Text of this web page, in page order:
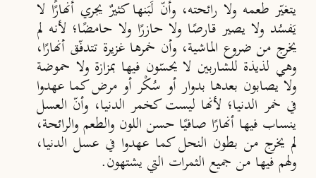
يتغيّر طعمه ولا رائحته، وأنّ لَبنها كثيرٌ يجري أنهارًا لا
يفسُد ولا يصير قارصًا ولا حازرًا ولا حامضًا؛ لأنه لم
يخرج من ضروع الماشية، وأن خمرها غزيرة تتدفّق أنهارًا،
وهي لذيذة للشاربين لا يحسّون فيها بمزازة ولا حموضة
ولا يصابون بعدها بدوار أو سُكْر أو مرض كما عهدوا
في خمر الدنيا؛ لأنها ليست كخمر الدنيا، وأنّ العسل
ينساب فيها أنهارًا صافيًا حسن اللون والطعم والرائحة،
لم يخرج من بطون النحل كما عهدوا في عسل الدنيا،
ولهم فيها من جميع الثمرات التي يشتهون.